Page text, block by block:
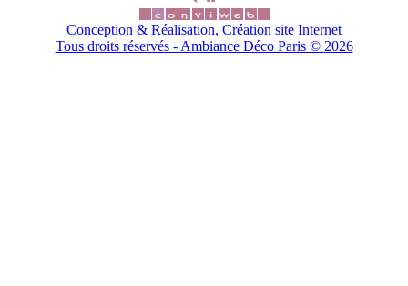
Conception & Réalisation, Création site Internet
Tous droits réservés - Ambiance Déco Paris © 2026